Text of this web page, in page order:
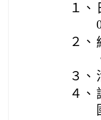
１、
２、
３、
４、